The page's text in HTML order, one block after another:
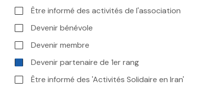
Être informé des activités de l'association
Devenir bénévole
Devenir membre
Devenir partenaire de 1er rang
Être informé des 'Activités Solidaire en Iran'